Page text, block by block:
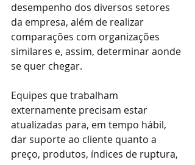
desempenho dos diversos setores
da empresa, além de realizar
comparações com organizações
similares e, assim, determinar aonde
se quer chegar.
Equipes que trabalham
externamente precisam estar
atualizadas para, em tempo hábil,
dar suporte ao cliente quanto a
preço, produtos, índices de ruptura,